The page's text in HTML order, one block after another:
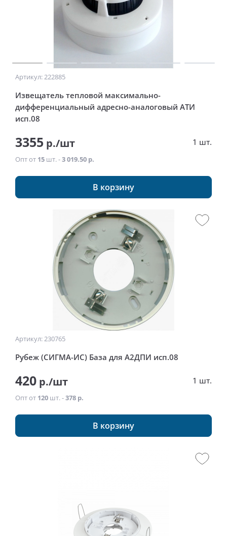
Артикул: 222885
Извещатель тепловой максимально-
дифференциальный адресно-аналоговый АТИ
исп.08
3355 р./шт 1 шт.
Опт от 15 шт. -3 019.50 р.
В корзину
Артикул: 230765
Рубеж (СИГМА-ИС) База для А2ДПИ исп.08
420 р./шт 1 шт.
Опт от 120 шт. -378 р.
В корзину